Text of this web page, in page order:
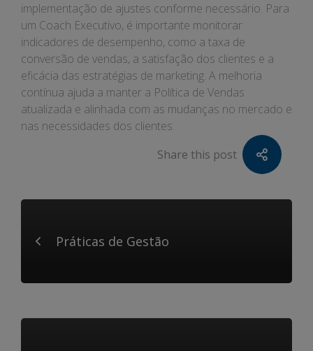
implementação de ajustes conforme necessário. Para
um Coach Executivo, é importante monitorar
indicadores de desempenho, como a taxa de
conversão de vendas, a satisfação dos clientes e a
eficácia das estratégias de marketing. A melhoria
contínua ajuda a manter a Política de Vendas
atualizada e alinhada com as mudanças no mercado e
nas necessidades dos clientes.
Share this post
Práticas de Gestão